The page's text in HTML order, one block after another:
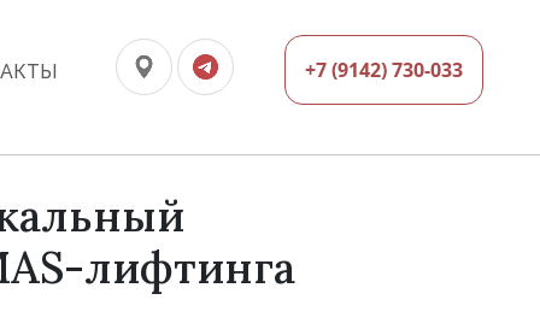
+7 (9142) 730-033
лифтинга